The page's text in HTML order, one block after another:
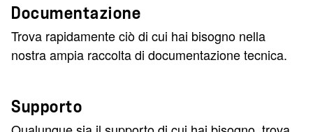
Documentazione
Trova rapidamente ciò di cui hai bisogno nella
nostra ampia raccolta di documentazione tecnica.
Supporto